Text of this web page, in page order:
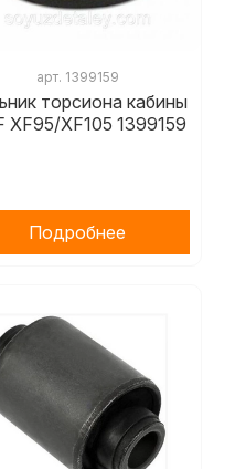
арт. 1399159
торсиона кабины
XF95/XF105 1399159
Подробнее